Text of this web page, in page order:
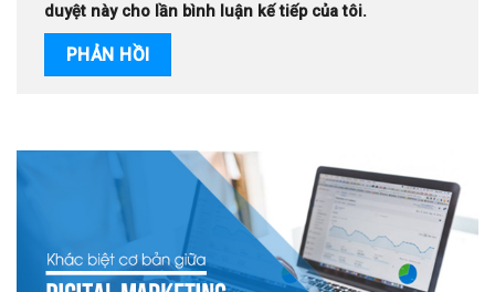
duyệt này cho lần bình luận kế tiếp của tôi.